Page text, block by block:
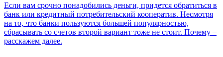
Если вам срочно понадобились деньги, придется обратиться в
банк или кредитный потребительский кооператив. Несмотря
на то, что банки пользуются большей популярностью,
сбрасывать со счетов второй вариант тоже не стоит. Почему –
расскажем далее.